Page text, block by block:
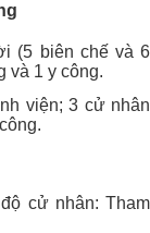
(5 biên chế và 6
và 1 y công.
viện; 3 cử nhân
cử nhân: Tham